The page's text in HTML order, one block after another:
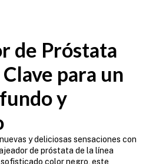
de Próstata
para un
y
y deliciosas sensaciones con
de próstata de la línea
color negro, este